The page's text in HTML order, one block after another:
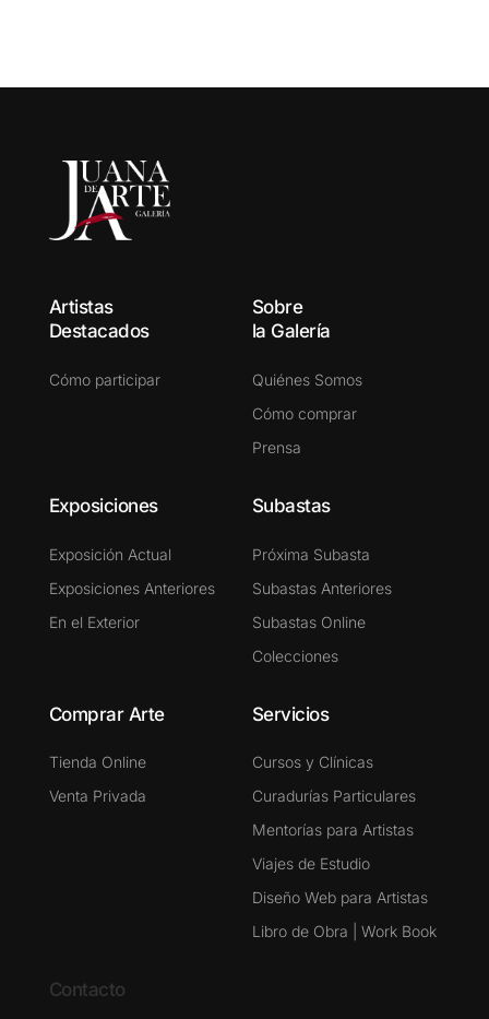
Artistas
Destacados
Cómo participar
Sobre
la Galería
Quiénes Somos
Cómo comprar
Prensa
Exposiciones
Exposición Actual
Exposiciones Anteriores
En el Exterior
Subastas
Próxima Subasta
Subastas Anteriores
Subastas Online
Colecciones
Comprar Arte
Tienda Online
Venta Privada
Servicios
Cursos y Clínicas
Curadurías Particulares
Mentorías para Artistas
Viajes de Estudio
Diseño Web para Artistas
Libro de Obra | Work Book
Contacto